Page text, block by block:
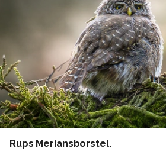
Rups Meriansborstel.